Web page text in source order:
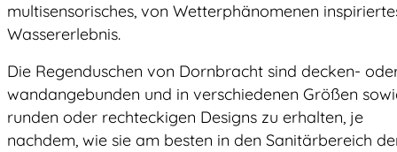
multisensorisches, von Wetterphänomenen
Wassererlebnis.
Die Regenduschen von Dornbracht sind decken-
wandangebunden und in verschiedenen Größen
runden oder rechteckigen Designs zu erhalten, je
nachdem, wie sie am besten in den Sanitärbereich